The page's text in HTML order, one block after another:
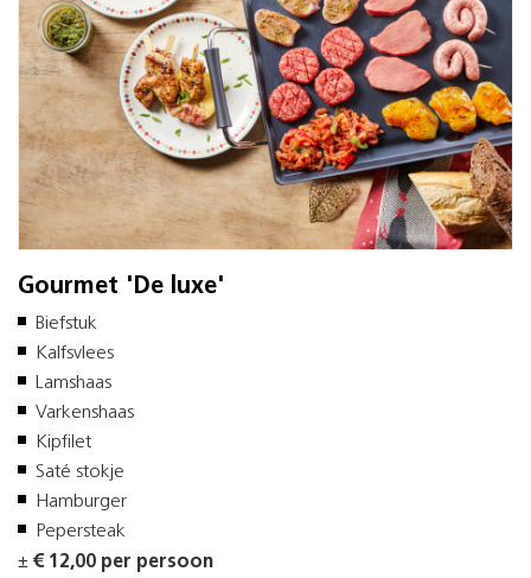
Gourmet 'De luxe'
Biefstuk
Kalfsvlees
Lamshaas
Varkenshaas
Kipfilet
Saté stokje
Hamburger
Pepersteak
± € 12,00 per persoon